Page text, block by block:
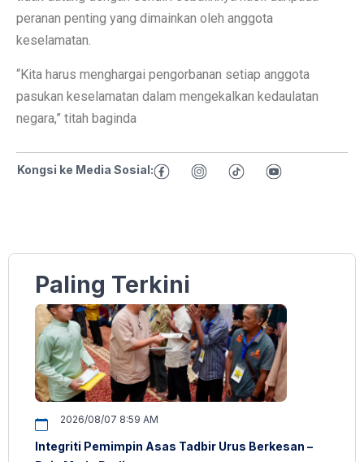
peranan penting yang dimainkan oleh anggota
keselamatan.
“Kita harus menghargai pengorbanan setiap anggota
pasukan keselamatan dalam mengekalkan kedaulatan
negara,” titah baginda
Kongsi ke Media Sosial:
Paling Terkini
2026/08/07 8:59 AM
Integriti Pemimpin Asas Tadbir Urus Berkesan –